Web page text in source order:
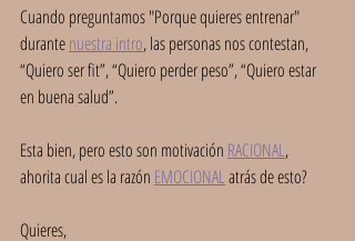
Cuando preguntamos "Porque quieres entrenar"
durante nuestra intro, las personas nos contestan,
“Quiero ser fit”, “Quiero perder peso”, “Quiero estar
en buena salud”.
Esta bien, pero esto son motivación RACIONAL,
ahorita cual es la razón EMOCIONAL atrás de esto?
Quieres,